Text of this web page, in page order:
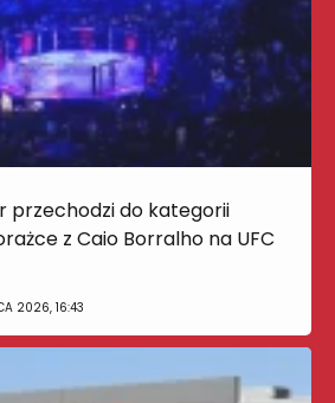
przechodzi do kategorii
z Caio Borralho na UFC
2026, 16:43